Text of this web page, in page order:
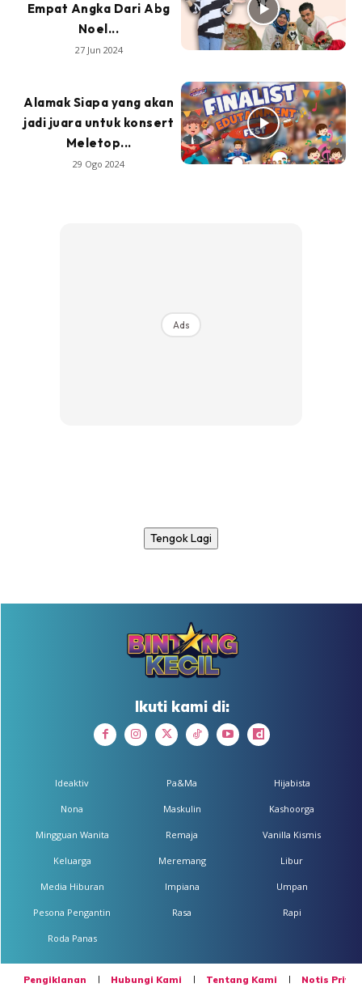
Empat Angka Dari Abg
Noel...
27 Jun 2024
Alamak Siapa yang akan
jadi juara untuk konsert
Meletop...
29 Ogo 2024
Ads
Tengok Lagi
Ikuti kami di:
Ideaktiv
Nona
Mingguan Wanita
Keluarga
Media Hiburan
Pesona Pengantin
Roda Panas
Pa&Ma
Maskulin
Remaja
Meremang
Impiana
Rasa
Hijabista
Kashoorga
Vanilla Kismis
Libur
Umpan
Rapi
Pengiklanan Hubungi Kami Tentang Kami Notis